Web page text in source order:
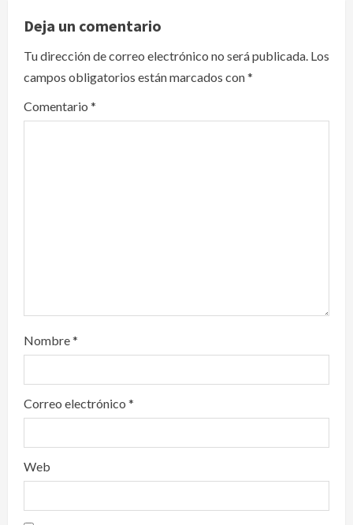
v
i
g
a
Deja un comentario
Tu dirección de correo electrónico no será publicada. Los
campos obligatorios están marcados con*
Comentario *
Nombre*
Correo electrónico *
Web